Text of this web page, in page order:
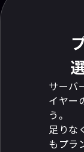
サーバ
イヤー
う。
足りな
もプラ